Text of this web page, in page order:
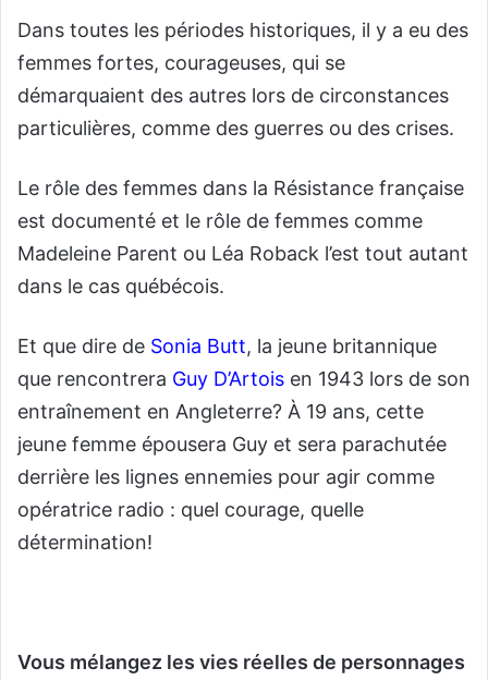
Dans toutes les périodes historiques, il y a eu des
femmes fortes, courageuses, qui se
démarquaient des autres lors de circonstances
particulières, comme des guerres ou des crises.
Le rôle des femmes dans la Résistance française
est documenté et le rôle de femmes comme
Madeleine Parent ou Léa Roback l’est tout autant
dans le cas québécois.
Et que dire de Sonia Butt, la jeune britannique
que rencontrera Guy D’Artois en 1943 lors de son
entraînement en Angleterre? À 19 ans, cette
jeune femme épousera Guy et sera parachutée
derrière les lignes ennemies pour agir comme
opératrice radio : quel courage, quelle
détermination!
Vous mélangez les vies réelles de personnages